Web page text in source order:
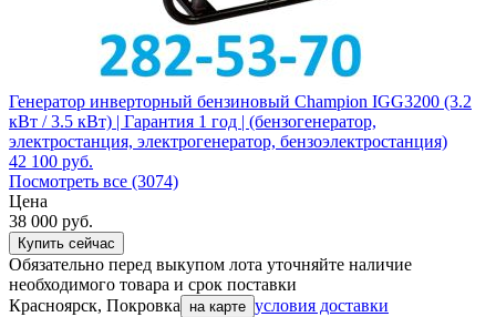
Генератор инверторный бензиновый Champion IGG3200 (3.2
кВт / 3.5 кВт) | Гарантия 1 год | (бензогенератор,
электростанция, электрогенератор, бензоэлектростанция)
42 100 руб.
Посмотреть все (3074)
Цена
38 000 руб.
Купить сейчас
Обязательно перед выкупом лота уточняйте наличие
необходимого товара и срок поставки
Красноярск, Покровка
на карте условия доставки